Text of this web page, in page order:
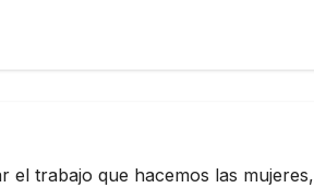
el trabajo que hacemos las mujeres,